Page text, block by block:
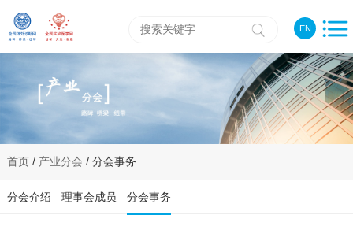
EN
首页/ 产业分会 / 分会事务
分会介绍 理事会成员 分会事务